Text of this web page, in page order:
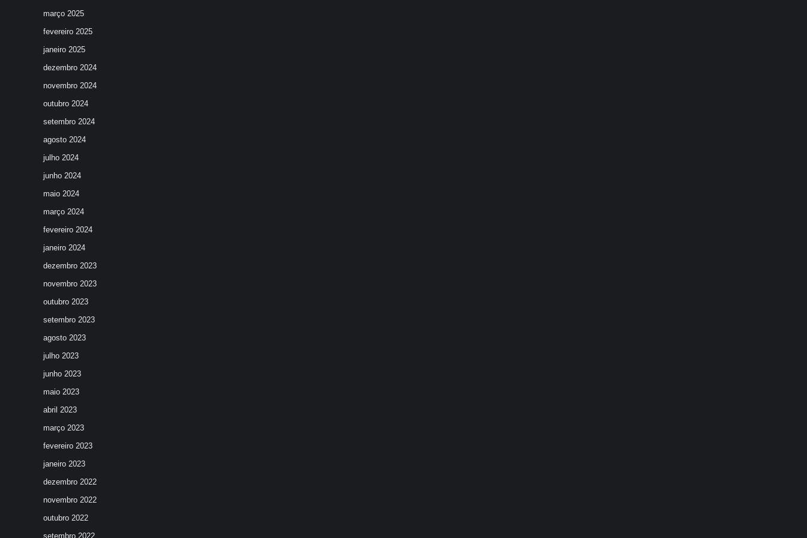
março 2025
fevereiro 2025
janeiro 2025
dezembro 2024
novembro 2024
outubro 2024
setembro 2024
agosto 2024
julho 2024
junho 2024
maio 2024
março 2024
fevereiro 2024
janeiro 2024
dezembro 2023
novembro 2023
outubro 2023
setembro 2023
agosto 2023
julho 2023
junho 2023
maio 2023
abril 2023
março 2023
fevereiro 2023
janeiro 2023
dezembro 2022
novembro 2022
outubro 2022
setembro 2022